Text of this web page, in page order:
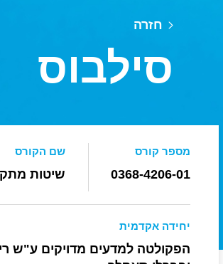
חזרה
סילבוס
מספר קורס
0368-4206-01
שם הקורס
שיטות
יחידה אקדמית
הפקולטה למדעים מדויקים ע"ש